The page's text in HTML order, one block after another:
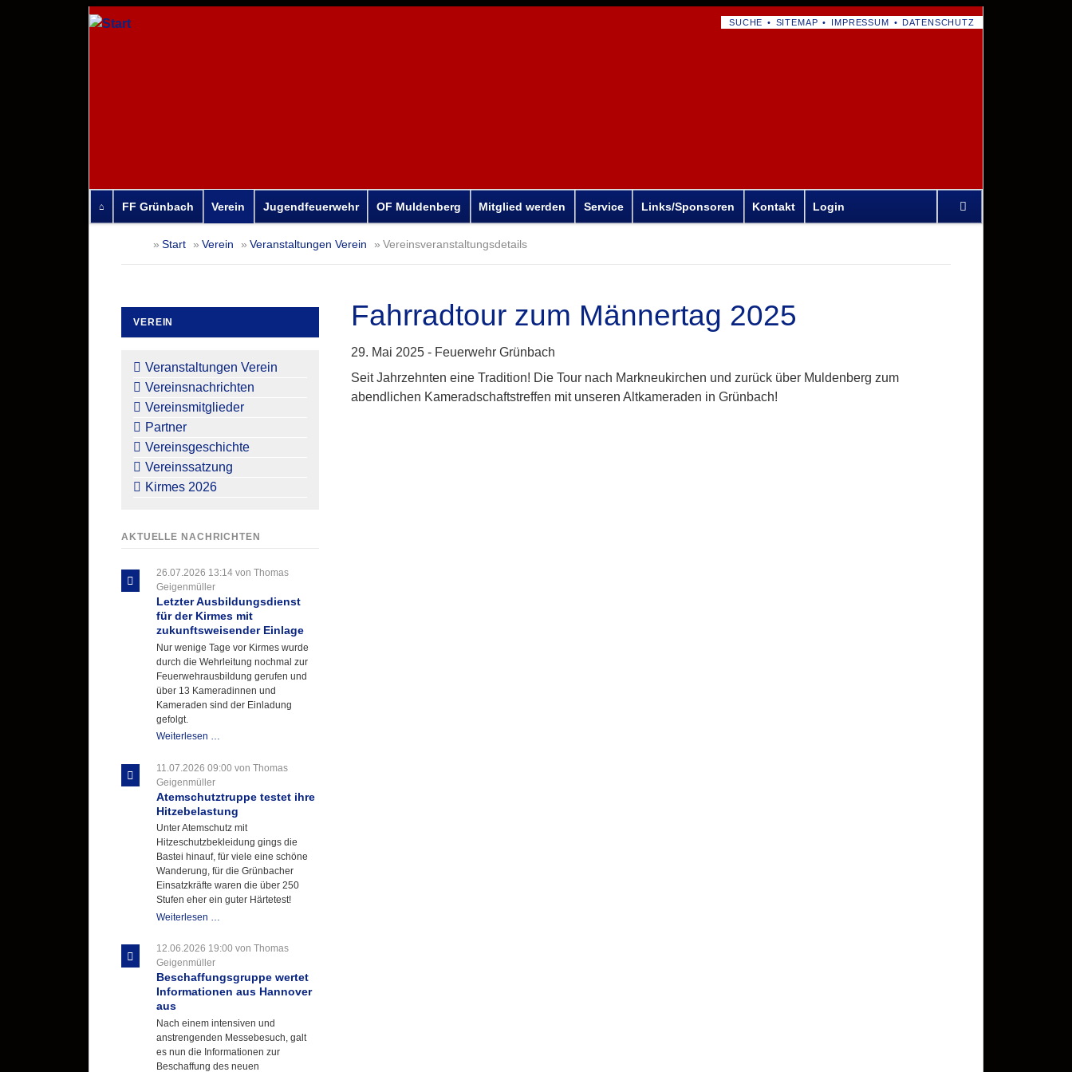
NAVIGATION
SUCHE SITEMAP IMPRESSUM DATENSCHUTZ
überspringen
FF Grünbach Verein Jugendfeuerwehr OF Muldenberg Mitglied werden Service Links/Sponsoren Kontakt Login
überspringen
Start Verein Veranstaltungen Verein Vereinsveranstaltungsdetails
Fahrradtour zum Männertag 2025
29. Mai 2025 - Feuerwehr Grünbach
Seit Jahrzehnten eine Tradition! Die Tour nach Markneukirchen und zurück über Muldenberg zum
abendlichen Kameradschaftstreffen mit unseren Altkameraden in Grünbach!
VEREIN
überspringen
Veranstaltungen Verein
Vereinsnachrichten
Vereinsmitglieder
Partner
Vereinsgeschichte
Vereinssatzung
Kirmes 2026
AKTUELLE NACHRICHTEN
26.07.2026 13:14 von Thomas
Geigenmüller
Letzter Ausbildungsdienst
für der Kirmes mit
zukunftsweisender Einlage
Nur wenige Tage vor Kirmes wurde
durch die Wehrleitung nochmal zur
Feuerwehrausbildung gerufen und
über 13 Kameradinnen und
Kameraden sind der Einladung
gefolgt.
Weiterlesen …
für
Kirmes
mit
zukunftsweisender
Einlage
11.07.2026 09:00 von Thomas
Geigenmüller
Atemschutztruppe testet ihre
Hitzebelastung
Unter Atemschutz mit
Hitzeschutzbekleidung gings die
Bastei hinauf, für viele eine schöne
Wanderung, für die Grünbacher
Einsatzkräfte waren die über 250
Stufen eher ein guter Härtetest!
Weiterlesen …
ihre
12.06.2026 19:00 von Thomas
Geigenmüller
Beschaffungsgruppe wertet
Informationen aus Hannover
aus
Nach einem intensiven und
anstrengenden Messebesuch, galt
es nun die Informationen zur
Beschaffung des neuen